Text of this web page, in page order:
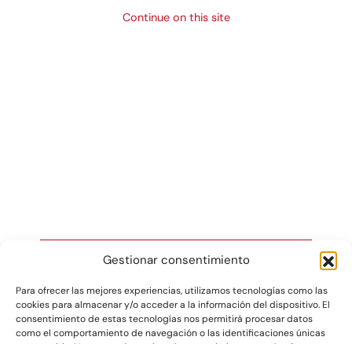
Gestionar consentimiento
Para ofrecer las mejores experiencias, utilizamos tecnologías como las
cookies para almacenar y/o acceder a la información del dispositivo. El
consentimiento de estas tecnologías nos permitirá procesar datos
como el comportamiento de navegación o las identificaciones únicas
Ver producto
Ver producto
Gráficas Salaet S.A. 2026 ©
Continue on this site